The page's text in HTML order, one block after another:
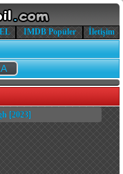
IMDB Popüler
İletişim
[2023]